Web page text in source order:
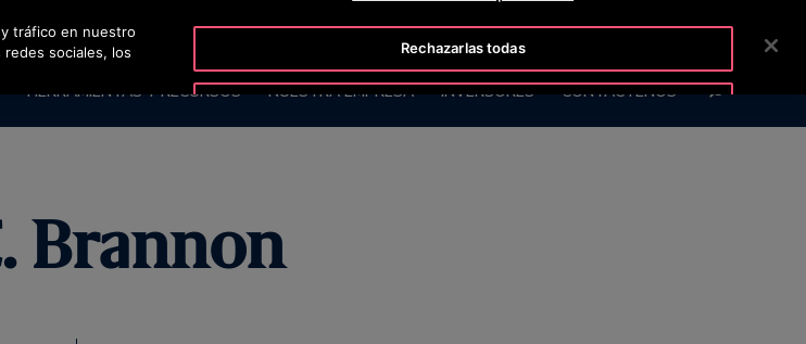
OTISLINE 800 712 5472 SALA DE PRENSA
HERRAMIENTAS Y RECURSOS NUESTRA EMPRESA INVERSORES CONTÁCTENOS BUSCAR
Brannon
tráfico en nuestro
sociales, los
Rechazarlas todas